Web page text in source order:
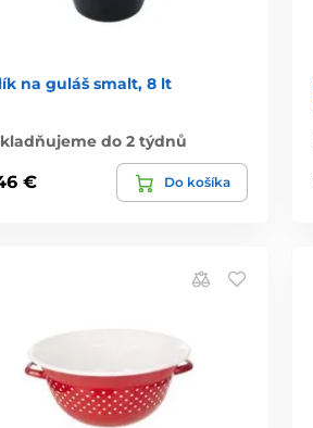
na guláš smalt, 8 lt
do 2 týdnů
€ Do košíka